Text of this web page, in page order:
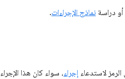
أو دراسة نماذج الإجراءات.
لاستدعاء إجراء، سواء كان هذا الإجراء